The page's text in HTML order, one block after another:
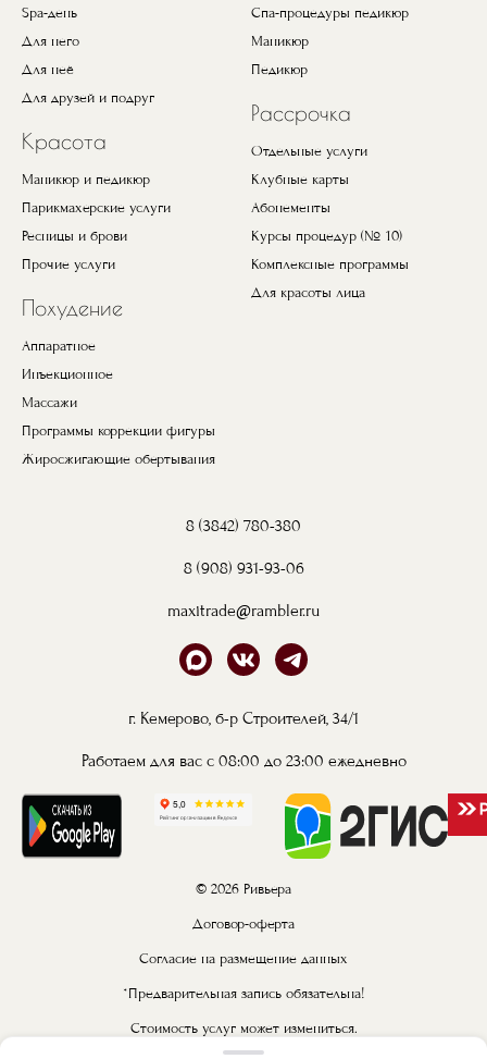
Spa-день
Для него
Для неё
Для друзей и подруг
Красота
Маникюр и педикюр
Парикмахерские услуги
Ресницы и брови
Прочие услуги
Похудение
Аппаратное
Инъекционное
Массажи
Программы коррекции фигуры
Жиросжигающие обертывания
Спа-процедуры педикюр
Маникюр
Педикюр
Рассрочка
Отдельные услуги
Клубные карты
Абонементы
Курсы процедур (№ 10)
Комплексные программы
Для красоты лица
8 (3842) 780-380
8 (908) 931-93-06
maxitrade@rambler.ru
г. Кемерово, б-р Строителей, 34/1
Работаем для вас с 08:00 до 23:00 ежедневно
© 2026 Ривьера
Договор-оферта
Согласие на размещение данных
*Предварительная запись обязательна!
Стоимость услуг может измениться.